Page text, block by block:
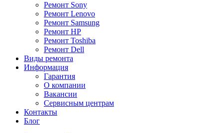
Ремонт Sony
Ремонт Lenovo
Ремонт Samsung
Ремонт HP
Ремонт Toshiba
Ремонт Dell
Виды ремонта
Информация
Гарантия
О компании
Вакансии
Сервисным центрам
Контакты
Блог